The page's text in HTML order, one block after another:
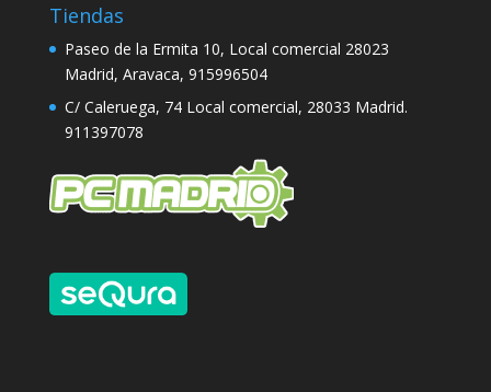
Tiendas
Paseo de la Ermita 10, Local comercial 28023
Madrid, Aravaca, 915996504
C/ Caleruega, 74 Local comercial, 28033 Madrid.
911397078